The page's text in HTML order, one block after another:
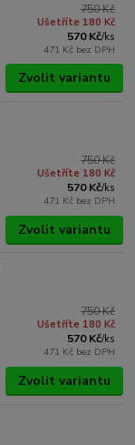
750 Kč
Ušetříte 180 Kč
570 Kč/ks
471 Kč bez DPH
Zvolit variantu
750 Kč
Ušetříte 180 Kč
570 Kč/ks
471 Kč bez DPH
Zvolit variantu
750 Kč
Ušetříte 180 Kč
570 Kč/ks
471 Kč bez DPH
Zvolit variantu